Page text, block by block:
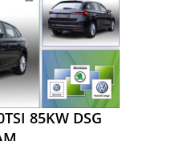
85KW DSG